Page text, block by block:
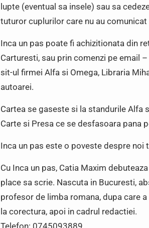
lupte (eventual sa insele) sau sa
tuturor cuplurilor care nu au
Inca un pas poate fi achizitionata din
Carturesti, sau prin comenzi pe email
sit-ul firmei Alfa si Omega, Libraria
autoarei.
Cartea se gaseste si la standurile Alfa
Carte si Presa ce se desfasoara pana
Inca un pas este o poveste despre
Cu Inca un pas, Catia Maxim
place sa scrie. Nascuta in Bucuresti,
profesor de limba romana, dupa care
la corectura, apoi in cadrul redactiei.
Telefon: 0745093889